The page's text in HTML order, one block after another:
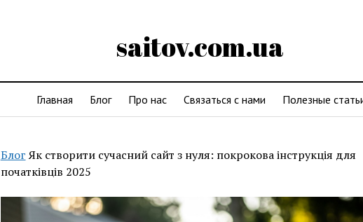
saitov.com.ua
Главная Блог Про нас Связаться с нами Полезные
Блог Як створити сучасний сайт з нуля: покрокова інструкція для
початківців 2025